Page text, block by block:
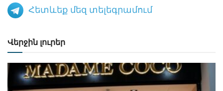
Հետևեք մեզ տելեգրամում
Վերջին լուրեր